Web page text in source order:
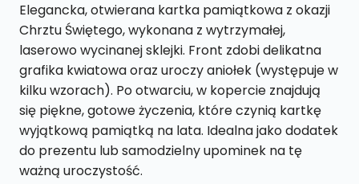
Elegancka, otwierana kartka pamiątkowa z okazji
Chrztu Świętego, wykonana z wytrzymałej,
laserowo wycinanej sklejki. Front zdobi delikatna
grafika kwiatowa oraz uroczy aniołek (występuje w
kilku wzorach). Po otwarciu, w kopercie znajdują
się piękne, gotowe życzenia, które czynią kartkę
wyjątkową pamiątką na lata. Idealna jako dodatek
do prezentu lub samodzielny upominek na tę
ważną uroczystość.